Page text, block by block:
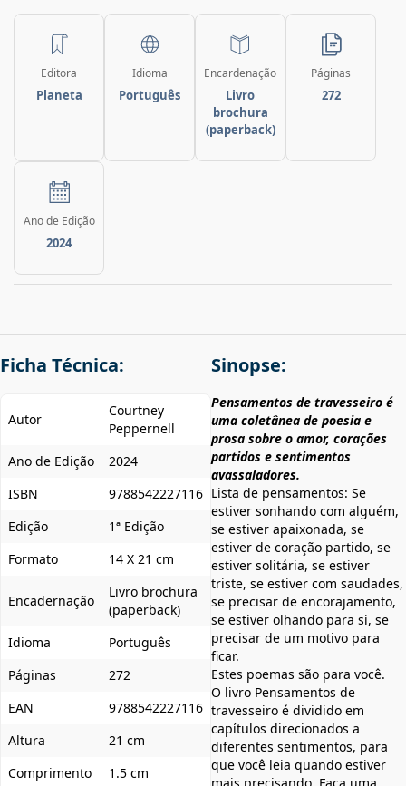
Editora
Planeta
Idioma
Português
Encardenação
Livro
brochura
(paperback)
Páginas
272
Ano de Edição
2024
Ficha Técnica:
Autor
Courtney
Peppernell
Ano de Edição
2024
ISBN
9788542227116
Edição
1ª Edição
Formato
14 X 21 cm
Encadernação
Livro brochura
(paperback)
Idioma
Português
Páginas
272
EAN
9788542227116
Altura
21 cm
Comprimento
1.5 cm
Sinopse:
Pensamentos de travesseiro é
uma coletânea de poesia e
prosa sobre o amor, corações
partidos e sentimentos
avassaladores.
Lista de pensamentos: Se
estiver sonhando com alguém,
se estiver apaixonada, se
estiver de coração partido, se
estiver solitária, se estiver
triste, se estiver com saudades,
se precisar de encorajamento,
se estiver olhando para si, se
precisar de um motivo para
ficar.
Estes poemas são para você.
O livro Pensamentos de
travesseiro é dividido em
capítulos direcionados a
diferentes sentimentos, para
que você leia quando estiver
mais precisando. Faça uma